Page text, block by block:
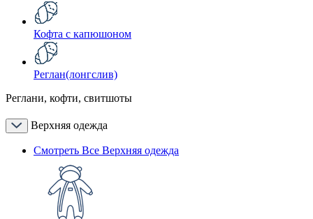
Кофта с капюшоном
Реглан(лонгслив)
Реглани, кофти, свитшоты
Верхняя одежда
Смотреть Все Верхняя одежда